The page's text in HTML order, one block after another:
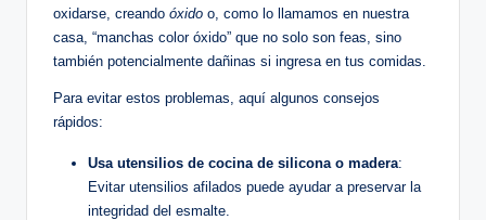
⁤oxidarse,‍ creando óxido o, como lo llamamos en nuestra
casa, “manchas color óxido” que no solo son feas, sino
también potencialmente dañinas si⁣ ingresa en tus‌ comidas.
Para evitar estos⁣ problemas, aquí algunos⁢ consejos
rápidos:
Usa utensilios ⁤de cocina de silicona o madera:
Evitar ‌utensilios afilados⁢ puede⁤ ayudar a ⁤preservar la
integridad del esmalte.